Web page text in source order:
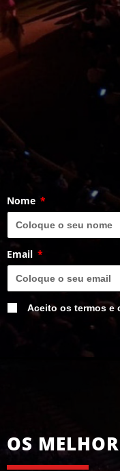
Nome
Email
Aceito os termos e
OS